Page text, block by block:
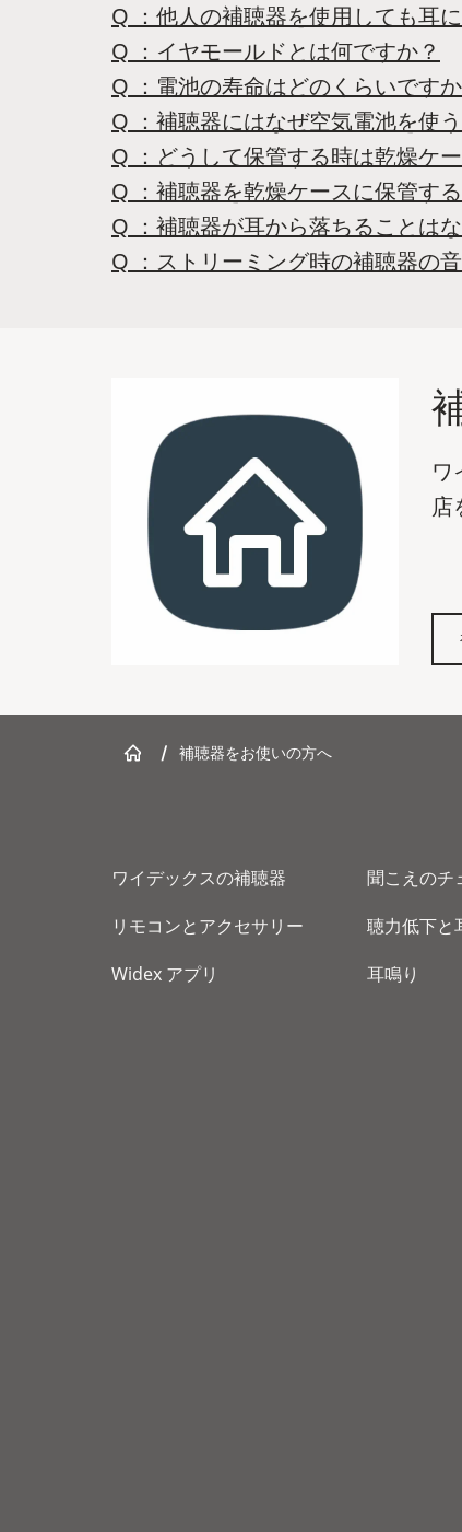
Q ：他人の補聴器を使用しても耳
Q ：イヤモールドとは何ですか？
Q ：電池の寿命はどのくらいです
Q ：補聴器にはなぜ空気電池を使
Q ：どうして保管する時は乾燥ケ
Q ：補聴器を乾燥ケースに保管す
Q ：補聴器が耳から落ちることは
Q ：ストリーミング時の補聴器の
ワ
店
/ 補聴器をお使いの方へ
ワイデックスの補聴器
リモコンとアクセサリー
Widex アプリ
聞こえのチ
聴力低下と
耳鳴り